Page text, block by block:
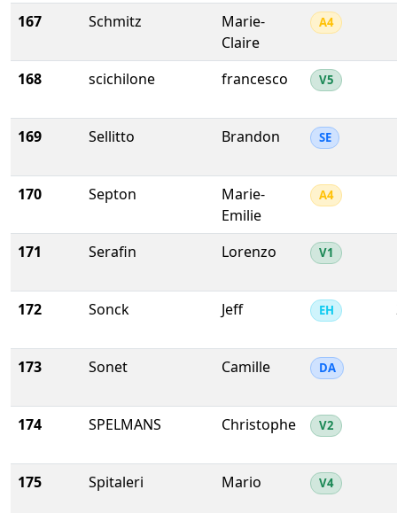
167
Schmitz
Marie-
Claire
A4
168 scichilone francesco V5
169 Sellitto Brandon SE
170 Septon
Marie-
Emilie
A4
171 Serafin Lorenzo V1
172 Sonck Jeff EH
173 Sonet Camille DA
174 SPELMANS Christophe V2
175 Spitaleri Mario V4